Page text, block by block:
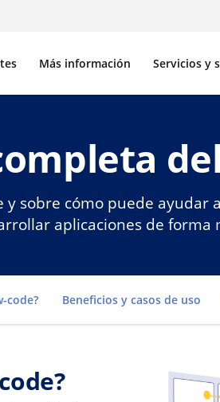
Más información Servicios y
sobre cómo puede
aplicaciones de forma
Go to
code? Beneficios y casos de uso